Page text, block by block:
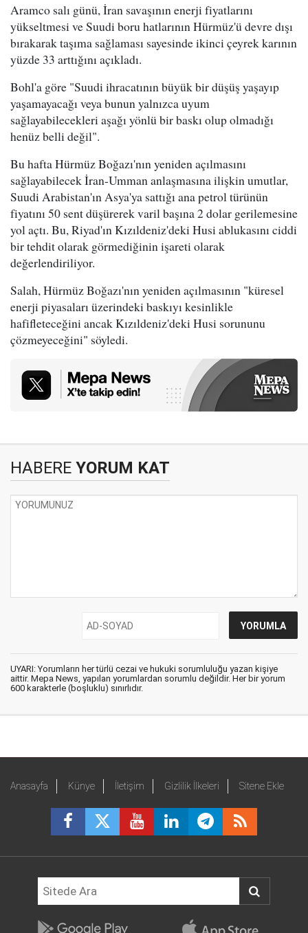
Aramco salı günü, İran savaşının enerji fiyatlarını
yükseltmesi ve Suudi boru hatlarının Hürmüz'ü devre dışı
bırakarak taşıma sağlaması sayesinde ikinci çeyrek karının
yüzde 33 arttığını açıkladı.
Bohl'a göre "Suudi ihracatının büyük bir düşüş yaşayıp
yaşamayacağı veya bunun yalnızca uyum
sağlayabilecekleri aşağı yönlü bir baskı olup olmadığı
henüz belli değil".
Bu hafta Hürmüz Boğazı'nın yeniden açılmasını
sağlayabilecek İran-Umman anlaşmasına ilişkin umutlar,
Suudi Arabistan'ın Asya'ya sattığı ana petrol türünün
fiyatını 50 sent düşürerek varil başına 2 dolar gerilemesine
yol açtı. Bu, Riyad'ın Kızıldeniz'deki Husi ablukasını ciddi
bir tehdit olarak görmediğinin işareti olarak
değerlendiriliyor.
Salah, Hürmüz Boğazı'nın yeniden açılmasının "küresel
enerji piyasaları üzerindeki baskıyı kesinlikle
hafifleteceğini ancak Kızıldeniz'deki Husi sorununu
çözmeyeceğini" söyledi.
HABERE YORUM KAT
UYARI: Yorumların her türlü cezai ve hukuki sorumluluğu yazan kişiye
aittir. Mepa News, yapılan yorumlardan sorumlu değildir. Her bir yorum
600 karakterle (boşluklu) sınırlıdır.
Anasayfa Künye İletişim Gizlilik İlkeleri Sitene Ekle